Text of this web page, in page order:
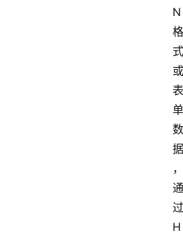
N
格
式
或
表
单
数
据
，
通
过
H